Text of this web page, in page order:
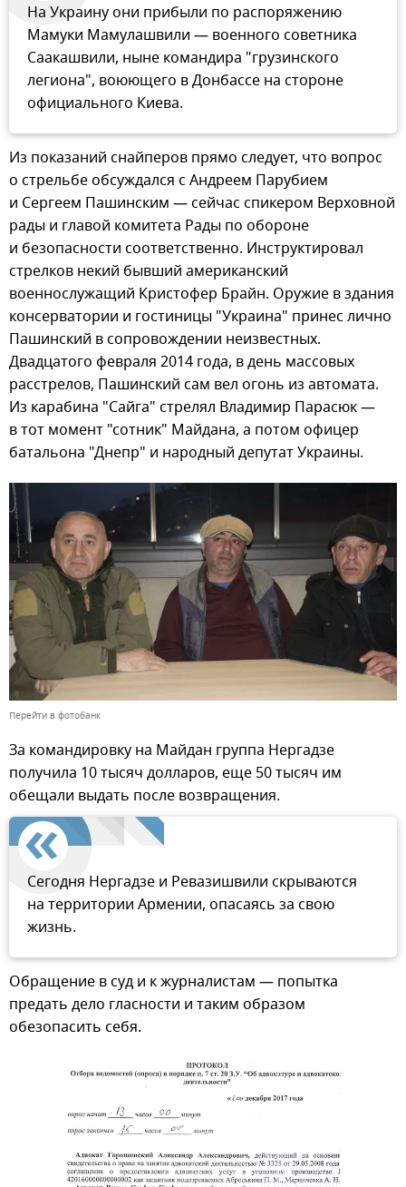
На Украину они прибыли по распоряжению
Мамуки Мамулашвили — военного советника
Саакашвили, ныне командира "грузинского
легиона", воюющего в Донбассе на стороне
официального Киева.
Из показаний снайперов прямо следует, что вопрос
о стрельбе обсуждался c Андреем Парубием
и Сергеем Пашинским — сейчас спикером Верховной
рады и главой комитета Рады по обороне
и безопасности соответственно. Инструктировал
стрелков некий бывший американский
военнослужащий Кристофер Брайн. Оружие в здания
консерватории и гостиницы "Украина" принес лично
Пашинский в сопровождении неизвестных.
Двадцатого февраля 2014 года, в день массовых
расстрелов, Пашинский сам вел огонь из автомата.
Из карабина "Сайга" стрелял Владимир Парасюк —
в тот момент "сотник" Майдана, а потом офицер
батальона "Днепр" и народный депутат Украины.
Перейти в фотобанк
За командировку на Майдан группа Нергадзе
получила 10 тысяч долларов, еще 50 тысяч им
обещали выдать после возвращения.
Сегодня Нергадзе и Ревазишвили скрываются
на территории Армении, опасаясь за свою
жизнь.
Обращение в суд и к журналистам — попытка
предать дело гласности и таким образом
обезопасить себя.